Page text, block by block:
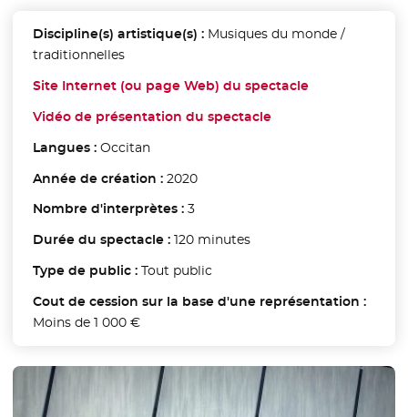
Discipline(s) artistique(s) : Musiques du monde /
traditionnelles
Site Internet (ou page Web) du spectacle- Nouvelle
Vidéo de présentation du spectacle- Nouvelle fenêtre
Langues : Occitan
Année de création : 2020
Nombre d'interprètes : 3
Durée du spectacle : 120 minutes
Type de public : Tout public
Cout de cession sur la base d'une représentation :
Moins de 1 000 €